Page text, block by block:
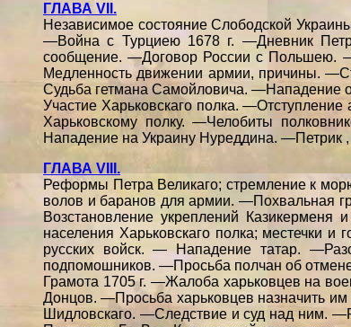
ГЛАВА VII.
Независимое состояние Слободской
—Война с Турциею 1678 г. —Дневник
сообщение. —Договор России с Польшею.
Медленность движении армии, причины.
Судьба гетмана Самойловича. —Нападение
Участие Харьковскаго полка.
Харьковскому полку. —Челобиты
Нападение на Украину Нуреддина.
ГЛАВА VIII.
Реформы Петра Великаго; стремление к
волов и баранов для армии. —Похвальная
Возстановление укреплений
населения Харьковскаго полка; местечки
русских войск. — Нападение татар.
подпомошников. —Просьба полчан об
Грамота 1705 г. —Жалоба харьковцев на
Донцов. —Просьба харьковцев назначить
Шидловскаго. —Следствие и суд над ним.